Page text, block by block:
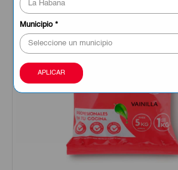
Municipio*
APLICAR